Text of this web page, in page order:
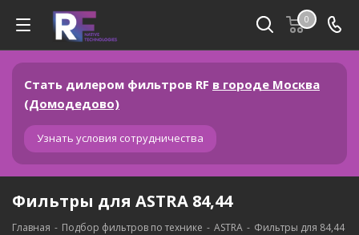
0
Стать дилером фильтров RF в городе Москва
(Домодедово)
Узнать условия сотрудничества
Фильтры для ASTRA 84,44
Главная - Подбор фильтров по технике - ASTRA - Фильтры для 84,44